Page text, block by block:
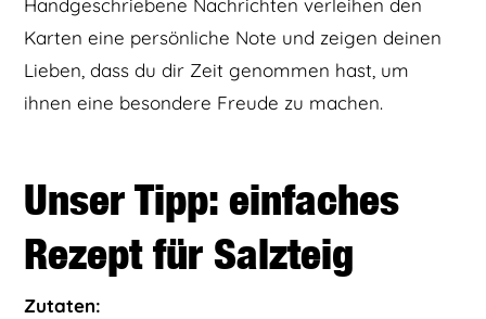
Handgeschriebene Nachrichten verleihen den
Karten eine persönliche Note und zeigen deinen
Lieben, dass du dir Zeit genommen hast, um
ihnen eine besondere Freude zu machen.
Unser Tipp: einfaches
Rezept für Salzteig
Zutaten: